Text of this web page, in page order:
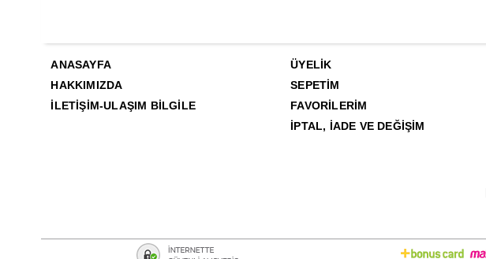
ANASAYFA
HAKKIMIZDA
İLETIŞIM-ULAŞIM BILGILE
ÜYELIK
SEPETIM
FAVORILERIM
İPTAL, İADE VE DEĞIŞIM